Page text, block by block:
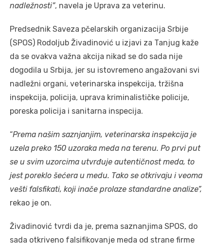
nadležnosti”, navela je Uprava za veterinu.
Predsednik Saveza pčelarskih organizacija Srbije
(SPOS) Rodoljub Živadinović u izjavi za Tanjug kaže
da se ovakva važna akcija nikad se do sada nije
dogodila u Srbija, jer su istovremeno angažovani svi
nadležni organi, veterinarska inspekcija, tržišna
inspekcija, policija, uprava kriminalističke policije,
poreska policija i sanitarna inspecija.
“Prema našim saznjanjim, veterinarska inspekcija je
uzela preko 150 uzoraka meda na terenu. Po prvi put
se u svim uzorcima utvrđuje autentičnost meda, to
jest poreklo šećera u medu. Tako se otkrivaju i veoma
vešti falsfikati, koji inače prolaze standardne analize”,
rekao je on.
Živadinović tvrdi da je, prema saznanjima SPOS, do
sada otkriveno falsifikovanje meda od strane firme